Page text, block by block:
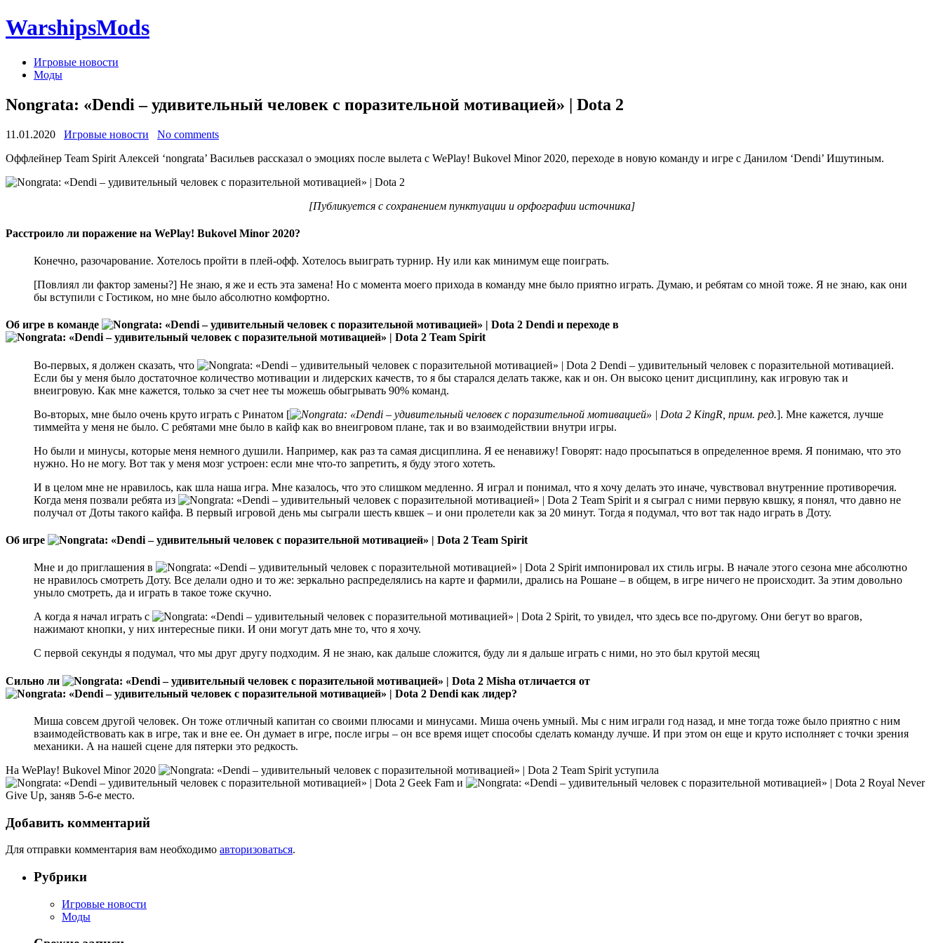
WarshipsMods
Игровые новости
Моды
Nongrata: «Dendi – удивительный человек с поразительной мотивацией» | Dota 2
11.01.2020 Игровые новости
No comments
Оффлейнер Team Spirit Алексей ‘nongrata’ Васильев рассказал о эмоциях после вылета с WePlay! Bukovel Minor 2020, переходе в новую команду и игре с Данилом ‘Dendi’ Ишутиным.
[Публикуется с сохранением пунктуации и орфографии источника]
Расстроило ли поражение на WePlay! Bukovel Minor 2020?
Конечно, разочарование. Хотелось пройти в плей-офф. Хотелось выиграть турнир. Ну или как минимум еще поиграть.
[Повлиял ли фактор замены?] Не знаю, я же и есть эта замена! Но с момента моего прихода в команду мне было приятно играть. Думаю, и ребятам со мной тоже. Я не знаю, как они
бы вступили с Гостиком, но мне было абсолютно комфортно.
Об игре в команде
Dendi и переходе в
Team Spirit
Во-первых, я должен сказать, что
Dendi – удивительный человек с поразительной мотивацией.
Если бы у меня было достаточное количество мотивации и лидерских качеств, то я бы старался делать также, как и он. Он высоко ценит дисциплину, как игровую так и
внеигровую. Как мне кажется, только за счет нее ты можешь обыгрывать 90% команд.
Во-вторых, мне было очень круто играть с Ринатом [
KingR, прим. ред.]. Мне кажется, лучше
тиммейта у меня не было. С ребятами мне было в кайф как во внеигровом плане, так и во взаимодействии внутри игры.
Но были и минусы, которые меня немного душили. Например, как раз та самая дисциплина. Я ее ненавижу! Говорят: надо просыпаться в определенное время. Я понимаю, что это
нужно. Но не могу. Вот так у меня мозг устроен: если мне что-то запретить, я буду этого хотеть.
И в целом мне не нравилось, как шла наша игра. Мне казалось, что это слишком медленно. Я играл и понимал, что я хочу делать это иначе, чувствовал внутренние противоречия.
Когда меня позвали ребята из
Team Spirit и я сыграл с ними первую квшку, я понял, что давно не
получал от Доты такого кайфа. В первый игровой день мы сыграли шесть квшек – и они пролетели как за 20 минут. Тогда я подумал, что вот так надо играть в Доту.
Об игре Team Spirit
Мне и до приглашения в
Spirit импонировал их стиль игры. В начале этого сезона мне абсолютно
не нравилось смотреть Доту. Все делали одно и то же: зеркально распределялись на карте и фармили, дрались на Рошане – в общем, в игре ничего не происходит. За этим довольно
уныло смотреть, да и играть в такое тоже скучно.
А когда я начал играть с
Spirit, то увидел, что здесь все по-другому. Они бегут во врагов,
нажимают кнопки, у них интересные пики. И они могут дать мне то, что я хочу.
С первой секунды я подумал, что мы друг другу подходим. Я не знаю, как дальше сложится, буду ли я дальше играть с ними, но это был крутой месяц
Сильно ли
Misha отличается от
Dendi как лидер?
Миша совсем другой человек. Он тоже отличный капитан со своими плюсами и минусами. Миша очень умный. Мы с ним играли год назад, и мне тогда тоже было приятно с ним
взаимодействовать как в игре, так и вне ее. Он думает в игре, после игры – он все время ищет способы сделать команду лучше. И при этом он еще и круто исполняет с точки зрения
механики. А на нашей сцене для пятерки это редкость.
На WePlay! Bukovel Minor 2020
Team Spirit уступила
Geek Fam и
Royal Never
Give Up, заняв 5-6-е место.
Добавить комментарий
Для отправки комментария вам необходимо авторизоваться.
Рубрики
Игровые новости
Моды